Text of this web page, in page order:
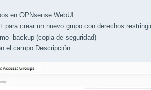
en OPNsense WebUI.
crear un nuevo grupo con derechos
backup (copia de seguridad)
el campo Descripción.